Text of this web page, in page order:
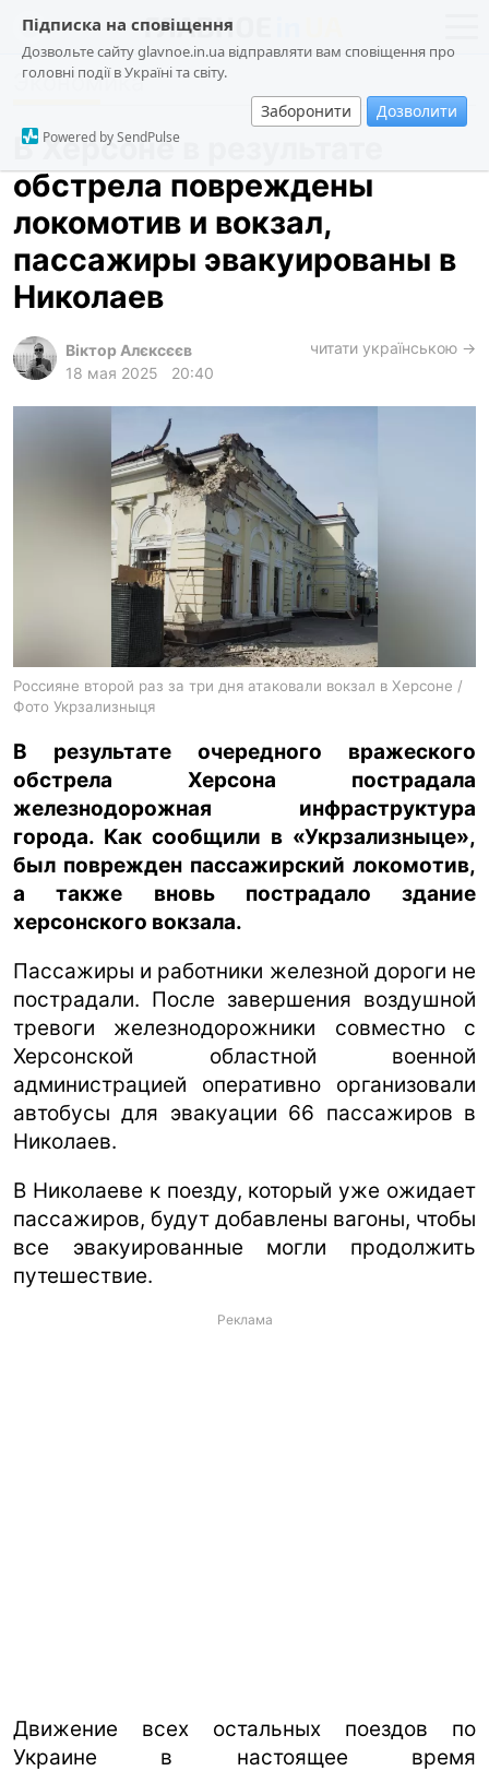
Підписка на сповіщення
Дозвольте сайту glavnoe.in.ua відправляти вам сповіщення про
головні події в Україні та світу.
Заборонити Дозволити
Powered by SendPulse
новости
о проекте
общество
происшествия
криминал
техно
лонгриды
gambling
en
Экономика
В Херсоне в результате
обстрела повреждены
локомотив и вокзал,
пассажиры эвакуированы в
Николаев
Віктор Алєксєєв
18 мая 2025
20:40
читати українською →
Россияне второй раз за три дня атаковали вокзал в Херсоне /
Фото Укрзализныця
В результате очередного вражеского
обстрела Херсона пострадала
железнодорожная инфраструктура
города. Как сообщили в «Укрзализныце»,
был поврежден пассажирский локомотив,
а также вновь пострадало здание
херсонского вокзала.
Пассажиры и работники железной дороги не
пострадали. После завершения воздушной
тревоги железнодорожники совместно с
Херсонской областной военной
администрацией оперативно организовали
автобусы для эвакуации 66 пассажиров в
Николаев.
В Николаеве к поезду, который уже ожидает
пассажиров, будут добавлены вагоны, чтобы
все эвакуированные могли продолжить
путешествие.
Реклама
Движение всех остальных поездов по
Украине в настоящее время